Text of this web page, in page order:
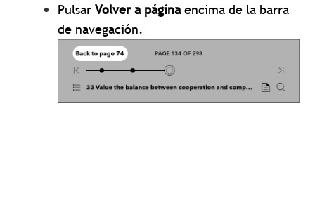
PulsarVolver a páginaencima de la barra
de navegación.